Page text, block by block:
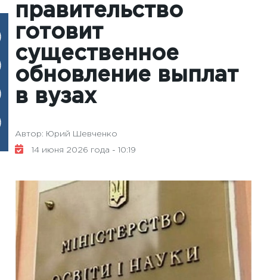
правительство
готовит
существенное
обновление выплат
в вузах
Автор: Юрий Шевченко
14 июня 2026 года - 10:19